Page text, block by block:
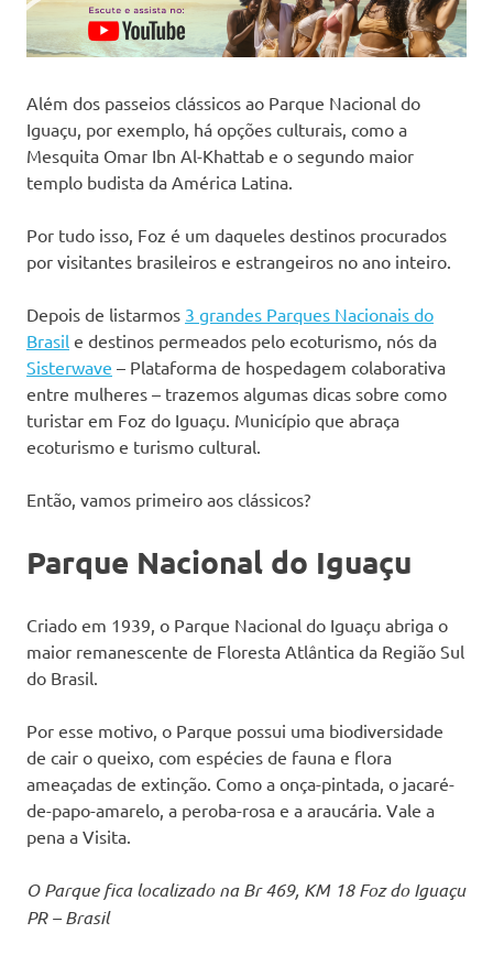
Além dos passeios clássicos ao Parque Nacional do
Iguaçu, por exemplo, há opções culturais, como a
Mesquita Omar Ibn Al-Khattab e o segundo maior
templo budista da América Latina.
Por tudo isso, Foz é um daqueles destinos procurados
por visitantes brasileiros e estrangeiros no ano inteiro.
Depois de listarmos 3 grandes Parques Nacionais do
Brasil e destinos permeados pelo ecoturismo, nós da
Sisterwave – Plataforma de hospedagem colaborativa
entre mulheres – trazemos algumas dicas sobre como
turistar em Foz do Iguaçu. Município que abraça
ecoturismo e turismo cultural.
Então, vamos primeiro aos clássicos?
Parque Nacional do Iguaçu
Criado em 1939, o Parque Nacional do Iguaçu abriga o
maior remanescente de Floresta Atlântica da Região Sul
do Brasil.
Por esse motivo, o Parque possui uma biodiversidade
de cair o queixo, com espécies de fauna e flora
ameaçadas de extinção. Como a onça-pintada, o jacaré-
de-papo-amarelo, a peroba-rosa e a araucária. Vale a
pena a Visita.
O Parque fica localizado na Br 469, KM 18 Foz do Iguaçu
PR – Brasil